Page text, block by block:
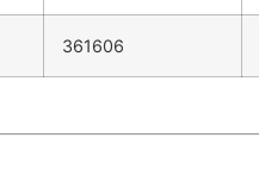
361606